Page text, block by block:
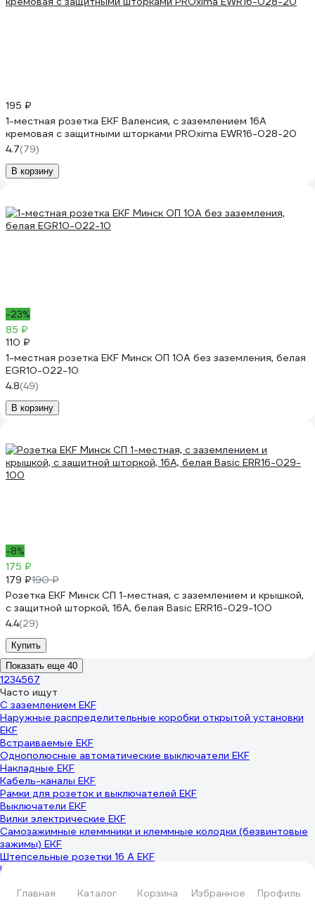
Главная Каталог Корзина Избранное Профиль
195 ₽
1-местная розетка EKF Валенсия, с заземлением 16А
кремовая с защитными шторками PROxima EWR16-028-20
4.7(79)
В корзину
-23%
85 ₽
110 ₽
1-местная розетка EKF Минск ОП 10А без заземления, белая
EGR10-022-10
4.8(49)
В корзину
-8%
175 ₽
179 ₽190 ₽
Розетка EKF Минск СП 1-местная, с заземлением и крышкой,
с защитной шторкой, 16А, белая Basic ERR16-029-100
4.4(29)
Купить
Показать еще 40
1234567
Часто ищут
С заземлением EKF
Наружные распределительные коробки открытой установки
EKF
Встраиваемые EKF
Однополюсные автоматические выключатели EKF
Накладные EKF
Кабель-каналы EKF
Рамки для розеток и выключателей EKF
Выключатели EKF
Вилки электрические EKF
Самозажимные клеммники и клеммные колодки (безвинтовые
зажимы) EKF
Штепсельные розетки 16 А EKF
Штепсельные розетки с крышкой EKF
Штепсельные розетки IP20 EKF